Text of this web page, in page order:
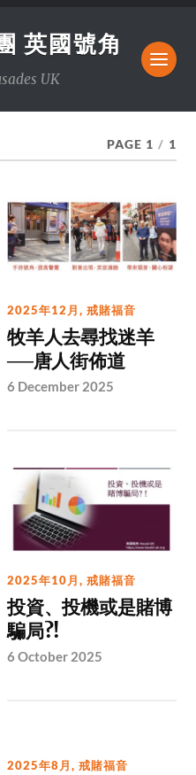
英國號角
UK
PAGE 1 / 1
2025年12月,戒賭福音
牧羊人去尋找迷羊
──唐人街佈道
6 December 2025
2025年10月,戒賭福音
投資、投機或是賭博
騙局?!
6 October 2025
2025年8月,戒賭福音